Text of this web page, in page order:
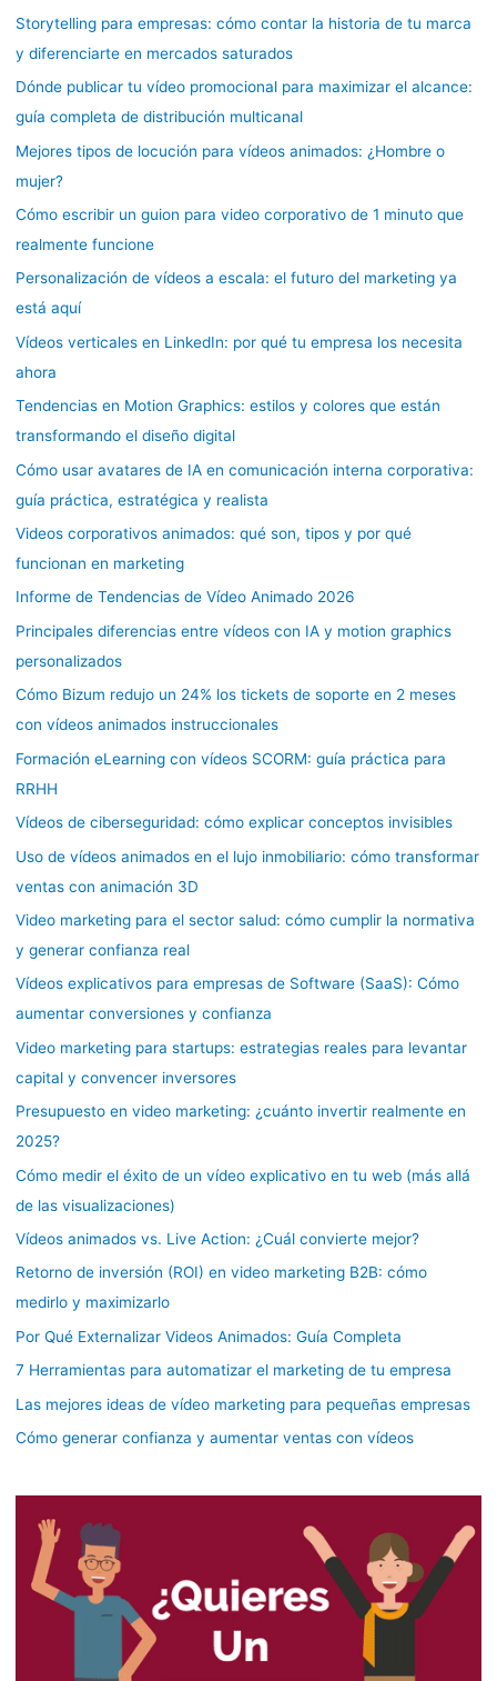
Storytelling para empresas: cómo contar la historia de tu marca
y diferenciarte en mercados saturados
Dónde publicar tu vídeo promocional para maximizar el alcance:
guía completa de distribución multicanal
Mejores tipos de locución para vídeos animados: ¿Hombre o
mujer?
Cómo escribir un guion para video corporativo de 1 minuto que
realmente funcione
Personalización de vídeos a escala: el futuro del marketing ya
está aquí
Vídeos verticales en LinkedIn: por qué tu empresa los necesita
ahora
Tendencias en Motion Graphics: estilos y colores que están
transformando el diseño digital
Cómo usar avatares de IA en comunicación interna corporativa:
guía práctica, estratégica y realista
Videos corporativos animados: qué son, tipos y por qué
funcionan en marketing
Informe de Tendencias de Vídeo Animado 2026
Principales diferencias entre vídeos con IA y motion graphics
personalizados
Cómo Bizum redujo un 24% los tickets de soporte en 2 meses
con vídeos animados instruccionales
Formación eLearning con vídeos SCORM: guía práctica para
RRHH
Vídeos de ciberseguridad: cómo explicar conceptos invisibles
Uso de vídeos animados en el lujo inmobiliario: cómo transformar
ventas con animación 3D
Video marketing para el sector salud: cómo cumplir la normativa
y generar confianza real
Vídeos explicativos para empresas de Software (SaaS): Cómo
aumentar conversiones y confianza
Video marketing para startups: estrategias reales para levantar
capital y convencer inversores
Presupuesto en video marketing: ¿cuánto invertir realmente en
2025?
Cómo medir el éxito de un vídeo explicativo en tu web (más allá
de las visualizaciones)
Vídeos animados vs. Live Action: ¿Cuál convierte mejor?
Retorno de inversión (ROI) en video marketing B2B: cómo
medirlo y maximizarlo
Por Qué Externalizar Videos Animados: Guía Completa
7 Herramientas para automatizar el marketing de tu empresa
Las mejores ideas de vídeo marketing para pequeñas empresas
Cómo generar confianza y aumentar ventas con vídeos